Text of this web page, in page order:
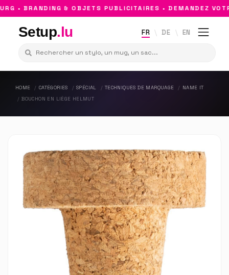
• BRANDING & OBJETS PUBLICITAIRES • DEMANDEZ
Setup.lu FR DE EN
HOME CATÉGORIES SPÉCIAL TECHNIQUES DE MARQUAGE
NAME IT
BOUCHON EN LIÈGE HELMUT